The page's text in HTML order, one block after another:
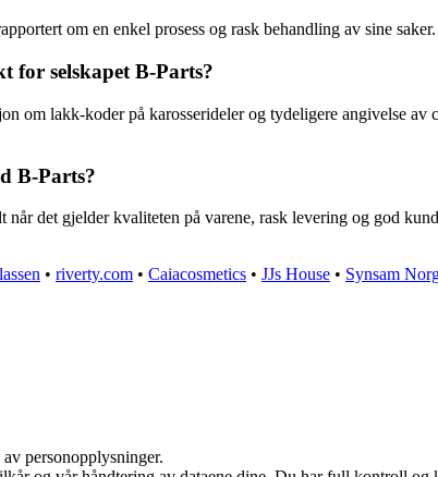
om en enkel prosess og rask behandling av sine
for selskapet B-Parts?
om lakk-koder på karosserideler og tydeligere angivelse
B-Parts?
det gjelder kvaliteten på varene, rask levering og god
• riverty.com • Caiacosmetics • JJs House • Synsam
personopplysninger.